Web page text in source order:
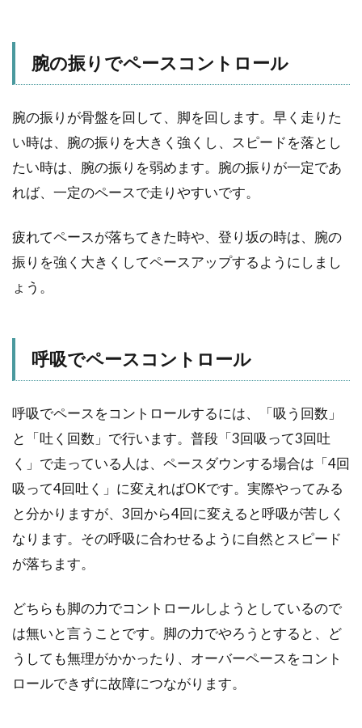
腕の振りでペースコントロール
腕の振りが骨盤を回して、脚を回します。早く走りた
い時は、腕の振りを大きく強くし、スピードを落とし
たい時は、腕の振りを弱めます。腕の振りが一定であ
れば、一定のペースで走りやすいです。
疲れてペースが落ちてきた時や、登り坂の時は、腕の
振りを強く大きくしてペースアップするようにしまし
ょう。
呼吸でペースコントロール
呼吸でペースをコントロールするには、「吸う回数」
と「吐く回数」で行います。普段「3回吸って3回吐
く」で走っている人は、ペースダウンする場合は「4回
吸って4回吐く」に変えればOKです。実際やってみる
と分かりますが、3回から4回に変えると呼吸が苦しく
なります。その呼吸に合わせるように自然とスピード
が落ちます。
どちらも脚の力でコントロールしようとしているので
は無いと言うことです。脚の力でやろうとすると、ど
うしても無理がかかったり、オーバーペースをコント
ロールできずに故障につながります。